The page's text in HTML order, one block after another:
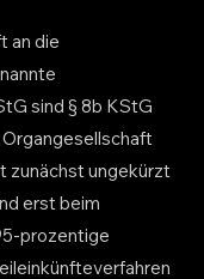
an die
sind § 8b KStG
zunächst ungekürzt
erst beim
prozentige